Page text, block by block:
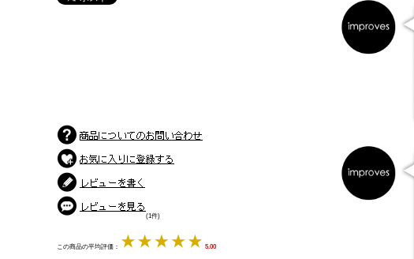
(1件)
この商品の平均評価： 5.00